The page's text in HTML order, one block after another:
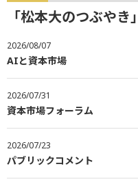
「松本大のつぶや
2026/08/07
AIと資本市場
2026/07/31
資本市場フォーラム
2026/07/23
パブリックコメント